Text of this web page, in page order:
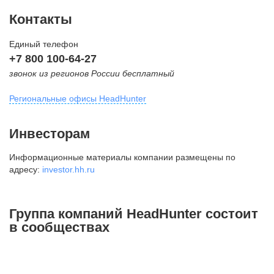
Контакты
Единый телефон
+7 800 100-64-27
звонок из регионов России бесплатный
Региональные офисы HeadHunter
внутригородская территория
Муниципальный округ Тверской,
2-я Брестская ул., д. 48,
+7 495 980-64-27
Инвесторам
Информационные материалы компании размещены по
адресу: investor.hh.ru
Группа компаний HeadHunter состоит
в сообществах